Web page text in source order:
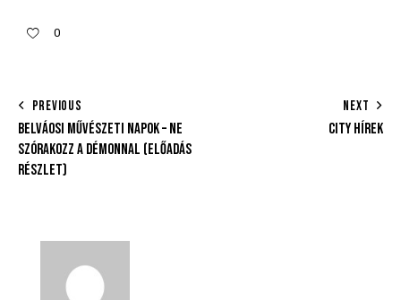
0
PREVIOUS
BELVÁOSI MŰVÉSZETI NAPOK – NE
SZÓRAKOZZ A DÉMONNAL (ELŐADÁS
RÉSZLET)
NEXT
CITY HÍREK